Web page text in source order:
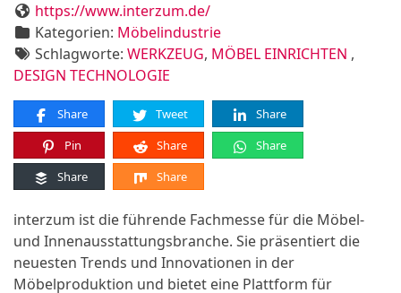
https://www.interzum.de/
Kategorien: Möbelindustrie
Schlagworte: WERKZEUG, MÖBEL EINRICHTEN ,
DESIGN TECHNOLOGIE
Share Tweet
Share
Pin
Share
Share
Share
Share
interzum ist die führende Fachmesse für die Möbel-
und Innenausstattungsbranche. Sie präsentiert die
neuesten Trends und Innovationen in der
Möbelproduktion und bietet eine Plattform für